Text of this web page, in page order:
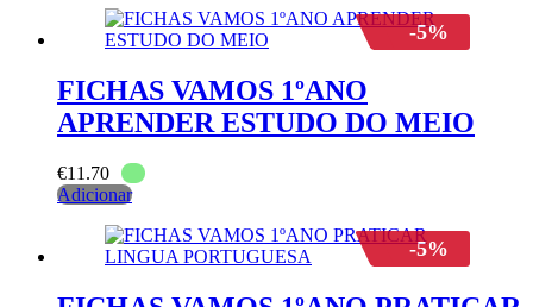
-5%
FICHAS VAMOS 1ºANO
APRENDER ESTUDO DO MEIO
€11.70
Adicionar
-5%